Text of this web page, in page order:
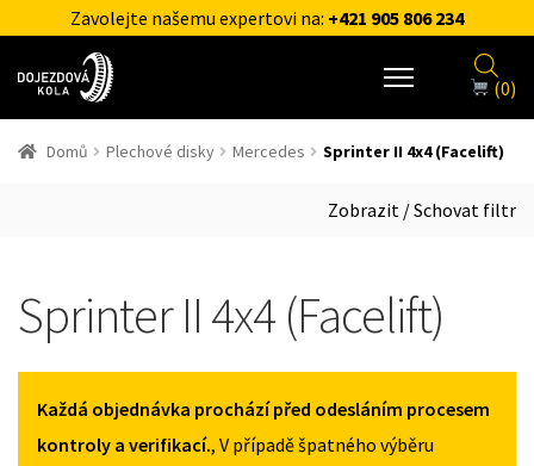
Zavolejte našemu expertovi na: +421 905 806 234
(0)
Domů Plechové disky Mercedes Sprinter II 4x4 (Facelift)
Zobrazit / Schovat filtr
Sprinter II 4x4 (Facelift)
Každá objednávka prochází před odesláním procesem
kontroly a verifikací., V případě špatného výběru